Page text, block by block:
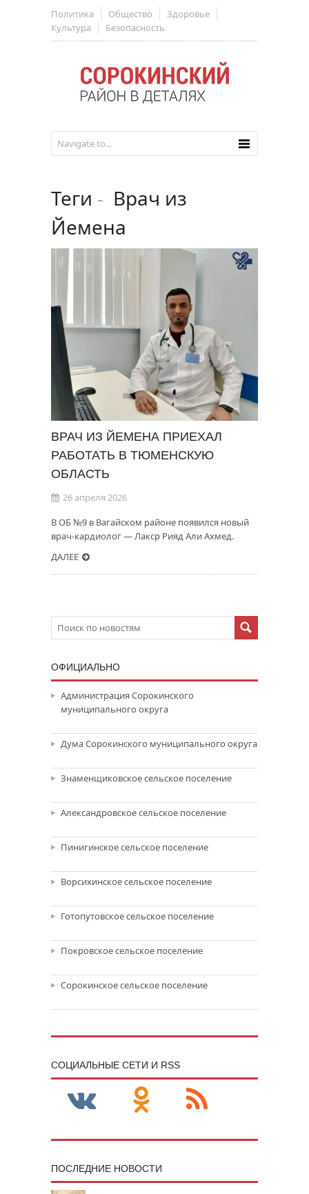
Политика Общество
Здоровье
Культура
Безопасность
Теги - Врач из
Йемена
ВРАЧ ИЗ ЙЕМЕНА ПРИЕХАЛ
РАБОТАТЬ В ТЮМЕНСКУЮ
ОБЛАСТЬ
26 апреля 2026
В ОБ №9 в Вагайском районе появился новый
врач-кардиолог — Лакср Рияд Али Ахмед.
ДАЛЕЕ
ОФИЦИАЛЬНО
Администрация Сорокинского
муниципального округа
Дума Сорокинского муниципального округа
Знаменщиковское сельское поселение
Александровское сельское поселение
Пинигинское сельское поселение
Ворсихинское сельское поселение
Готопутовское сельское поселение
Покровское сельское поселение
Сорокинское сельское поселение
CОЦИАЛЬНЫЕ СЕТИ И RSS
ПОСЛЕДНИЕ НОВОСТИ